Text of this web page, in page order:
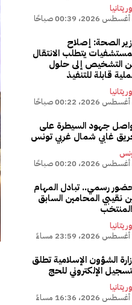
الصحة: إصلاح
يتطلب الانتقال
التشخيص إلى حلول
قابلة للتنفيذ
جهود السيطرة على
غابي شمال غربي تونس
رسمي.. تبادل المهام
نقيبي المحامين السابق
الشؤون الإسلامية تطلق
الإلكتروني للحج